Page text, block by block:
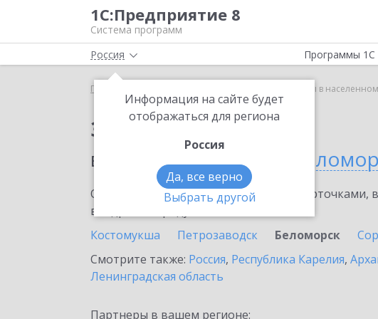
1С:Предприятие 8
Система программ
Россия
Информация на сайте будет
отображаться для региона
Россия
Да, все верно
Выбрать другой
Программы 1С
Главная 1С-Товары в
Заказать 1С-Товары
в населенном пунте
Ознакомьтесь с информационными карточками,
внедрение продукта.
Костомукша
Петрозаводск Беломорск
Смотрите также: Россия, Республика Карелия,
Ленинградская область
Партнеры в вашем регионе: